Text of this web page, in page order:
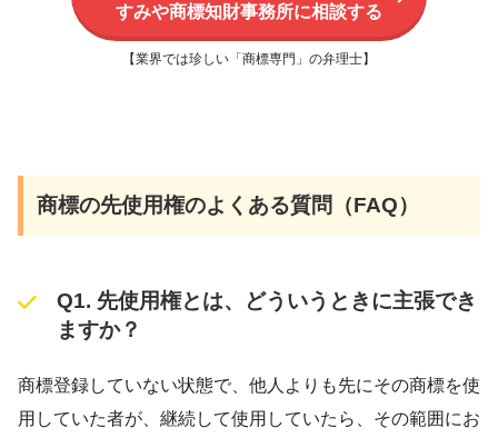
すみや商標知財事務所に相談する
【業界では珍しい「商標専門」の弁理士】
商標の先使用権のよくある質問（FAQ）
Q1. 先使用権とは、どういうときに主張でき
ますか？
商標登録していない状態で、他人よりも先にその商標を使
用していた者が、継続して使用していたら、その範囲にお